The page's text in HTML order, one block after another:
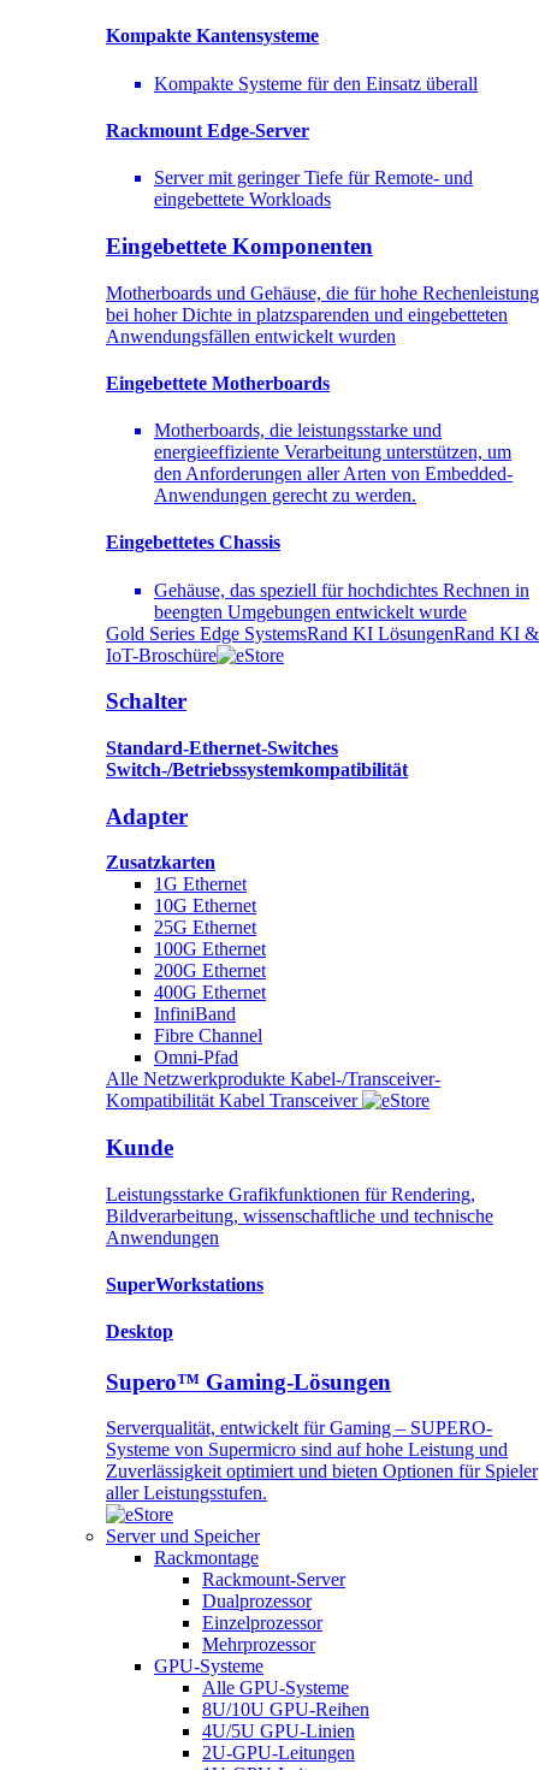
Kompakte Kantensysteme
Kompakte Systeme für den Einsatz überall
Rackmount Edge-Server
Server mit geringer Tiefe für Remote- und
eingebettete Workloads
Eingebettete Komponenten
Motherboards und Gehäuse, die für hohe Rechenleistung
bei hoher Dichte in platzsparenden und eingebetteten
Anwendungsfällen entwickelt wurden
Eingebettete Motherboards
Motherboards, die leistungsstarke und
energieeffiziente Verarbeitung unterstützen, um
den Anforderungen aller Arten von Embedded-
Anwendungen gerecht zu werden.
Eingebettetes Chassis
Gehäuse, das speziell für hochdichtes Rechnen in
beengten Umgebungen entwickelt wurde
Gold Series Edge SystemsRand KI LösungenRand KI &
IoT-Broschüre
Schalter
Standard-Ethernet-Switches
Switch-/Betriebssystemkompatibilität
Adapter
Zusatzkarten
1G Ethernet
10G Ethernet
25G Ethernet
100G Ethernet
200G Ethernet
400G Ethernet
InfiniBand
Fibre Channel
Omni-Pfad
Alle Netzwerkprodukte Kabel-/Transceiver-
Kompatibilität Kabel Transceiver
Kunde
Leistungsstarke Grafikfunktionen für Rendering,
Bildverarbeitung, wissenschaftliche und technische
Anwendungen
SuperWorkstations
Desktop
Supero™ Gaming-Lösungen
Serverqualität, entwickelt für Gaming – SUPERO-
Systeme von Supermicro sind auf hohe Leistung und
Zuverlässigkeit optimiert und bieten Optionen für Spieler
aller Leistungsstufen.
Server und Speicher
Rackmontage
Rackmount-Server
Dualprozessor
Einzelprozessor
Mehrprozessor
GPU-Systeme
Alle GPU-Systeme
8U/10U GPU-Reihen
4U/5U GPU-Linien
2U-GPU-Leitungen